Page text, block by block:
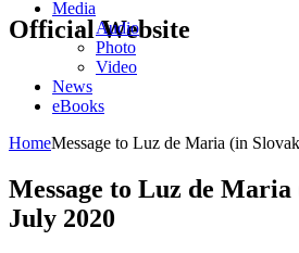
Official Website
Media
Audio
Photo
Video
News
eBooks
HomeMessage to Luz de Maria (in
Message to Luz de Maria
July 2020